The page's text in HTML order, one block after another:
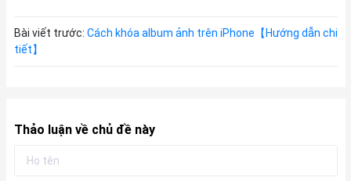
Bài viết trước: Cách khóa album ảnh trên iPhone【Hướng dẫn chi
tiết】
Thảo luận về chủ đề này